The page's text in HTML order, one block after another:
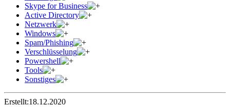
Skype for Business
Active Directory
Netzwerk
Windows
Spam/Phishing
Verschlüsselung
Powershell
Tools
Sonstiges
Erstellt:18.12.2020